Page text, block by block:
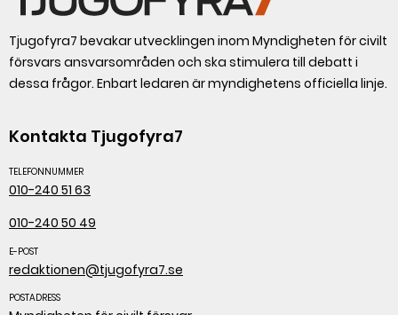
Tjugofyra7 bevakar utvecklingen inom Myndigheten för civilt
försvars ansvarsområden och ska stimulera till debatt i
dessa frågor. Enbart ledaren är myndighetens officiella linje.
Kontakta Tjugofyra7
TELEFONNUMMER
010-240 51 63
010-240 50 49
E-POST
redaktionen@tjugofyra7.se
POSTADRESS